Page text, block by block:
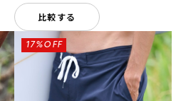
比較する
17%OFF